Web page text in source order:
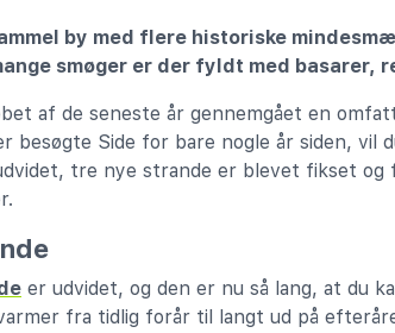
by med flere historiske
smøger er der fyldt med basarer,
af de seneste år gennemgået en
besøgte Side for bare nogle år siden, vil
tre nye strande er blevet fikset
er udvidet, og den er nu så lang, at du
fra tidlig forår til langt ud på